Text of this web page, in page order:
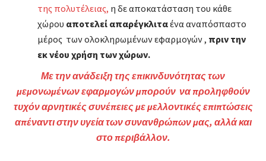
της πολυτέλειας, η δε αποκατάσταση του κάθε
χώρου αποτελεί απαρέγκλιταένα αναπόσπαστο
μέρος των ολοκληρωμένων εφαρμογών , πριν την
εκ νέου χρήση των χώρων.
Με την ανάδειξη της επικινδυνότητας των
μεμονωμένων εφαρμογών μπορούν να προληφθούν
τυχόν αρνητικές συνέπειες με μελλοντικές επιπτώσεις
απέναντι στην υγεία των συνανθρώπων μας, αλλά και
στο περιβάλλον.